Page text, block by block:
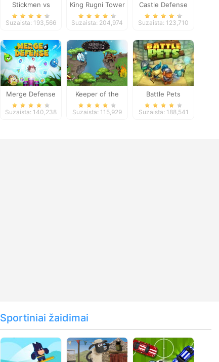
Stickmen vs
Zombies
Suzaista: 193,566
King Rugni Tower
Defense
Suzaista: 204,974
Castle Defense
Suzaista: 123,710
Merge Defense
Suzaista: 140,238
Keeper of the
Grove 2
Suzaista: 115,929
Battle Pets
Suzaista: 188,541
Sportiniai žaidimai